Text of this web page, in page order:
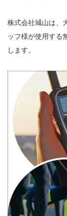
株式会社城山は、
ッフ様が使用する
します。